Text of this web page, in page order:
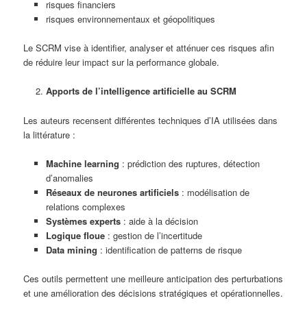
risques financiers
risques environnementaux et géopolitiques
Le SCRM vise à identifier, analyser et atténuer ces risques afin
de réduire leur impact sur la performance globale.
Apports de l’intelligence artificielle au SCRM
Les auteurs recensent différentes techniques d’IA utilisées dans
la littérature :
Machine learning : prédiction des ruptures, détection
d’anomalies
Réseaux de neurones artificiels: modélisation de
relations complexes
Systèmes experts: aide à la décision
Logique floue: gestion de l’incertitude
Data mining : identification de patterns de risque
Ces outils permettent une meilleure anticipation des perturbations
et une amélioration des décisions stratégiques et opérationnelles.